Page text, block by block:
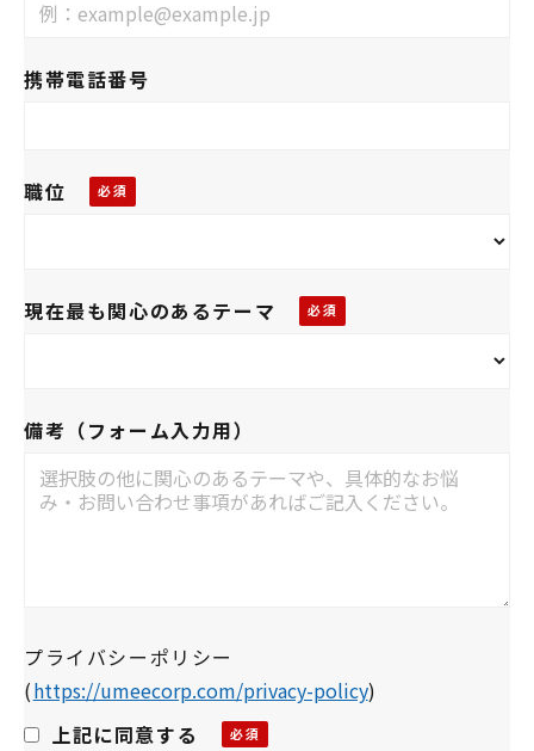
携帯電話番号
職位
現在最も関心のあるテーマ
備考（フォーム入力用）
プライバシーポリシー
(https://umeecorp.com/privacy-policy)
上記に同意する